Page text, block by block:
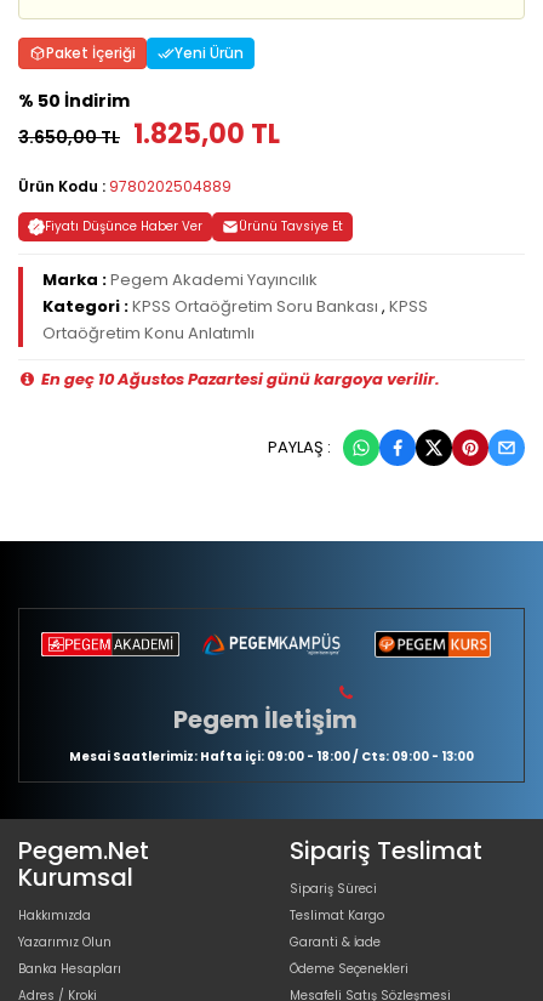
Paket İçeriği Yeni Ürün
% 50 İndirim
3.650,00 TL 1.825,00 TL
Ürün Kodu : 9780202504889
Fiyatı Düşünce Haber Ver Ürünü Tavsiye Et
Marka :Pegem Akademi Yayıncılık
Kategori :KPSS Ortaöğretim Soru Bankası , KPSS
Ortaöğretim Konu Anlatımlı
En geç 10 Ağustos Pazartesi günü kargoya verilir.
PAYLAŞ :
Pegem İletişim
Mesai Saatlerimiz: Hafta içi: 09:00 - 18:00 / Cts: 09:00 - 13:00
Pegem.Net
Kurumsal
Hakkımızda
Yazarımız Olun
Banka Hesapları
Adres / Kroki
Sipariş Teslimat
Sipariş Süreci
Teslimat Kargo
Garanti & İade
Ödeme Seçenekleri
Mesafeli Satış Sözleşmesi